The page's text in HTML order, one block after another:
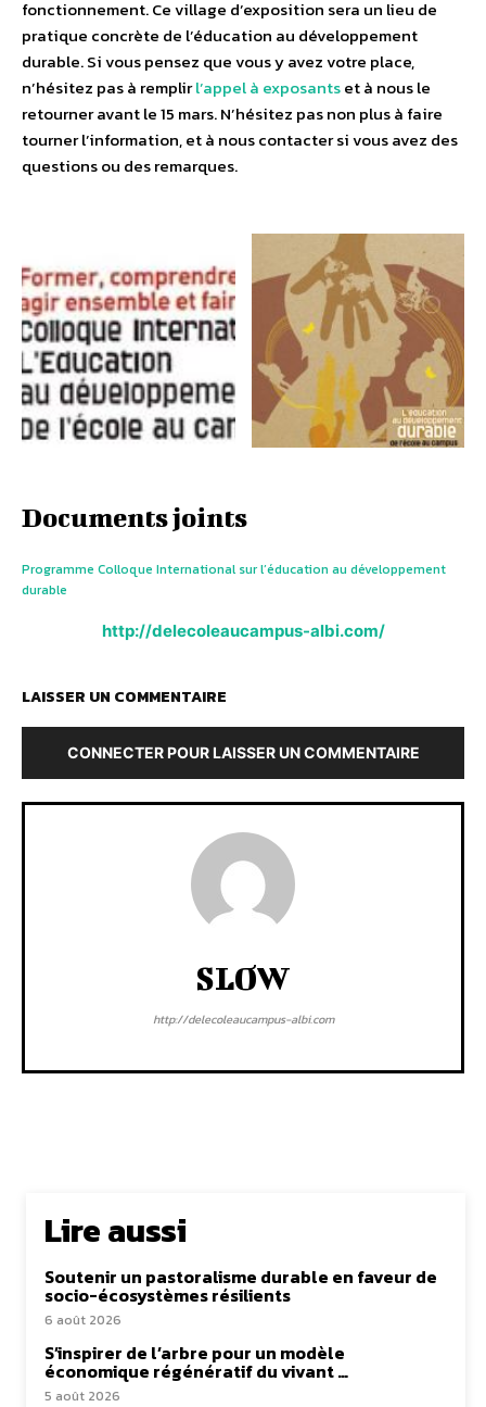
fonctionnement. Ce village d’exposition sera un lieu de
pratique concrète de l’éducation au développement
durable. Si vous pensez que vous y avez votre place,
n’hésitez pas à remplirl’appel à exposantset à nous le
retourner avant le 15 mars. N’hésitez pas non plus à faire
tourner l’information, et à nous contacter si vous avez des
questions ou des remarques.
Documents joints
Programme Colloque International sur l’éducation au développement
durable
http://delecoleaucampus-albi.com/
LAISSER UN COMMENTAIRE
CONNECTER POUR LAISSER UN COMMENTAIRE
SLOW
http://delecoleaucampus-albi.com
Lire aussi
Soutenir un pastoralisme durable en faveur de
socio-écosystèmes résilients
6 août 2026
S’inspirer de l’arbre pour un modèle
économique régénératif du vivant …
5 août 2026